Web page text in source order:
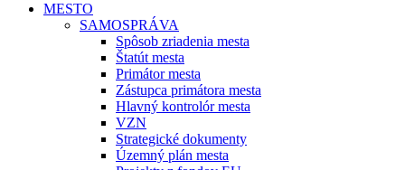
MESTO
SAMOSPRÁVA
Spôsob zriadenia mesta
Štatút mesta
Primátor mesta
Zástupca primátora mesta
Hlavný kontrolór mesta
VZN
Strategické dokumenty
Územný plán mesta